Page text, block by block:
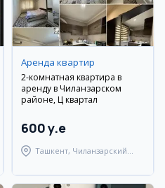
Аренда квартир
2-комнатная квартира в
аренду в Чиланзарском
районе, Ц квартал
600 y.e
Ташкент, Чиланзарский